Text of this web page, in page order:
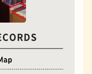
石窯ピザ